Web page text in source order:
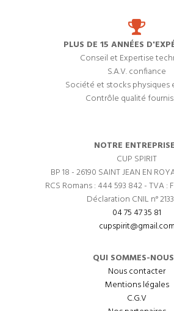
PLUS DE 15 ANNÉES
Conseil et Expertise
S.A.V. confiance
Société et stocks physiques
Contrôle qualité
NOTRE
CUP SPIRIT
BP 18 - 26190 SAINT JEAN EN
RCS Romans : 444 593 842 - TVA :
Déclaration CNIL n°
04 75 47 35 81
cupspirit@gmail.com
QUI SOMMES-
Nous contacter
Mentions légales
C.G.V